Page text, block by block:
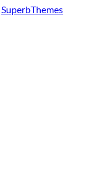
SuperbThemes